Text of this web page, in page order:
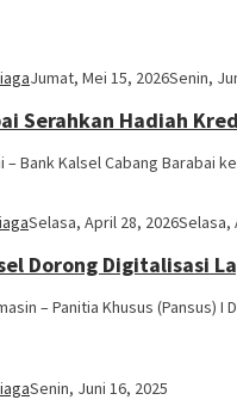
Jumat, Mei 15, 2026Senin,
Serahkan Hadiah
– Bank Kalsel Cabang
Selasa, April 28, 2026Selasa,
Dorong Digitalisasi
– Panitia Khusus
Senin, Juni 16, 2025